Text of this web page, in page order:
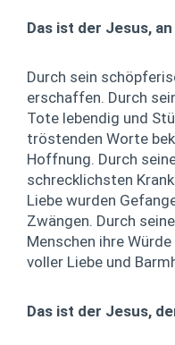
Das ist der Jesus,
Durch sein
erschaffen. Durch
Tote lebendig und
tröstenden Worte
Hoffnung. Durch
schrecklichsten
Liebe wurden
Zwängen. Durch
Menschen ihre
voller Liebe und
Das ist der Jesus,